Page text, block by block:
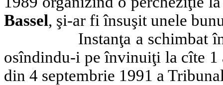
Bassel, şi-ar fi însuşit unele
Instanţa a schimbat
osîndindu-i pe învinuiţi la cîte 1
din 4 septembrie 1991 a